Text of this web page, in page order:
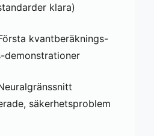
klara)
kvantberäknings-
demonstrationer
säkerhetsproblem